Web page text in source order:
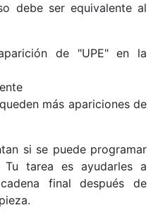
debe ser equivalente al
de "UPE" en la
más apariciones de
si se puede programar
tarea es ayudarles a
final después de